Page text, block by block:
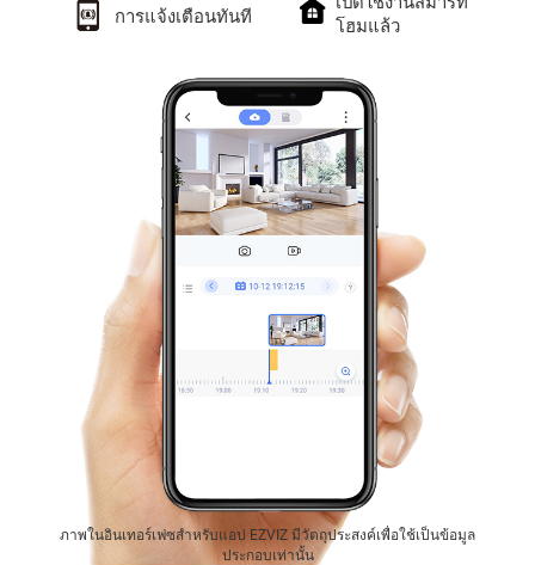
การแจ้งเตือนทันที
โฮมแล้ว
ภาพในอินเทอร์เฟซสำหรับแอป EZVIZ มีวัตถุประสงค์เพื่อใช้เป็นข้อมูล
ประกอบเท่านั้น